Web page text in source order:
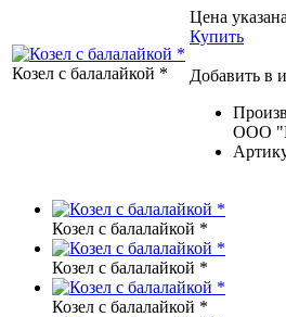
Козел с балалайкой *
Цена
Купить
Добавить в
ООО
Козел с балалайкой *
Козел с балалайкой *
Козел с балалайкой *